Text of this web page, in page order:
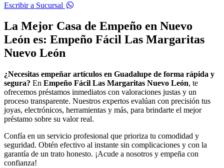
Escribir a Sucursal
La Mejor Casa de Empeño en Nuevo
León es: Empeño Fácil Las Margaritas
Nuevo León
¿Necesitas empeñar artículos en Guadalupe de forma rápida y
segura? En Empeño Fácil Las Margaritas Nuevo León, te
ofrecemos préstamos inmediatos con valoraciones justas y un
proceso transparente. Nuestros expertos evalúan con precisión tus
joyas, electrónicos, herramientas y más, para brindarte el mejor
préstamo sobre su valor real.
Confía en un servicio profesional que prioriza tu comodidad y
seguridad. Obtén efectivo al instante sin complicaciones y con la
garantía de un trato honesto. ¡Acude a nosotros y empeña con
confianza!